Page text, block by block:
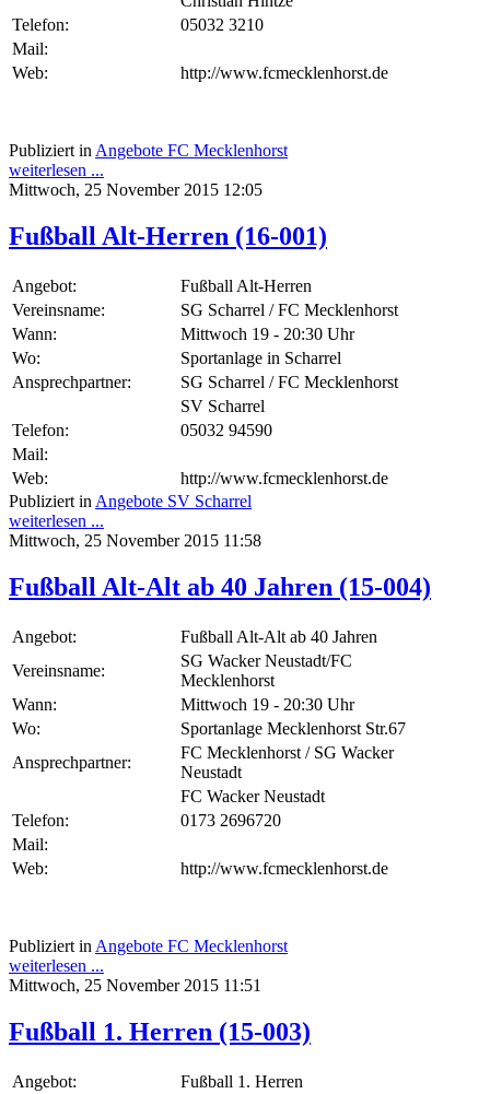
Telefon:
05032 3210
Mail:
Web:
http://www.fcmecklenhorst.de
Publiziert in Angebote FC Mecklenhorst
weiterlesen ...
Mittwoch, 25 November 2015 12:05
Fußball Alt-Herren (16-001)
Angebot:
Fußball Alt-Herren
Vereinsname:
SG Scharrel / FC Mecklenhorst
Wann:
Mittwoch 19 - 20:30 Uhr
Wo:
Sportanlage in Scharrel
Ansprechpartner:
SG Scharrel / FC Mecklenhorst
SV Scharrel
Telefon:
05032 94590
Mail:
Web:
http://www.fcmecklenhorst.de
Publiziert in Angebote SV Scharrel
weiterlesen ...
Mittwoch, 25 November 2015 11:58
Fußball Alt-Alt ab 40 Jahren (15-004)
Angebot:
Fußball Alt-Alt ab 40 Jahren
Vereinsname:
SG Wacker Neustadt/FC
Mecklenhorst
Wann:
Mittwoch 19 - 20:30 Uhr
Wo:
Sportanlage Mecklenhorst Str.67
Ansprechpartner:
FC Mecklenhorst / SG Wacker
Neustadt
FC Wacker Neustadt
Telefon:
0173 2696720
Mail:
Web:
http://www.fcmecklenhorst.de
Publiziert in Angebote FC Mecklenhorst
weiterlesen ...
Mittwoch, 25 November 2015 11:51
Fußball 1. Herren (15-003)
Angebot:
Fußball 1. Herren